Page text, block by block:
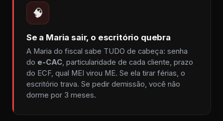
🧠
Se a Maria sair, o escritório quebra
A Maria do fiscal sabe TUDO de cabeça: senha
do e-CAC, particularidade de cada cliente, prazo
do ECF, qual MEI virou ME. Se ela tirar férias, o
escritório trava. Se pedir demissão, você não
dorme por 3 meses.